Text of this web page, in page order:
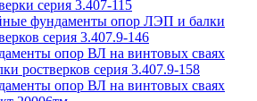
серия 3.407-115
фундаменты опор ЛЭП и балки
серия 3.407.9-146
опор ВЛ на винтовых сваях
ростверков серия 3.407.9-158
опор ВЛ на винтовых сваях